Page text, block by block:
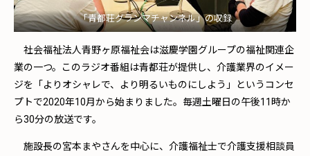
「青都荘グランマチャンネル」の収録
社会福祉法人青野ヶ原福祉会は滋慶学園グループの福祉関連企
業の一つ。このラジオ番組は青都荘が提供し、介護業界のイメー
ジを「よりオシャレで、より明るいものにしよう」というコンセ
プトで2020年10月から始まりました。毎週土曜日の午後11時か
ら30分の放送です。
施設長の宮本まやさんを中心に、介護福祉士で介護支援相談員